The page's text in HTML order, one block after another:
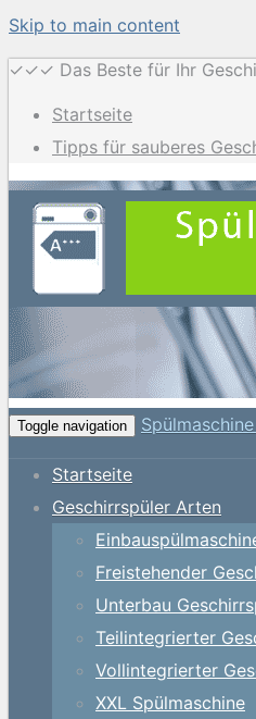
Skip to main content
✓✓✓ Das Beste für Ihr
Startseite
Tipps für sauberes
Toggle navigation
Startseite
Geschirrspüler Arten
Freistehender
Unterbau
Teilintegrierter
Vollintegrierter
XXL Spülmaschine